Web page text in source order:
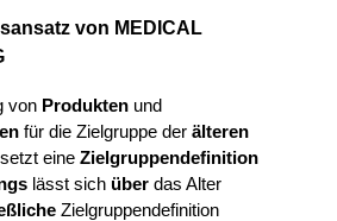
von MEDICAL
von Produktenund
für die Zielgruppe der älteren
eine Zielgruppendefinition
lässt sich überdas Alter
Zielgruppendefinition